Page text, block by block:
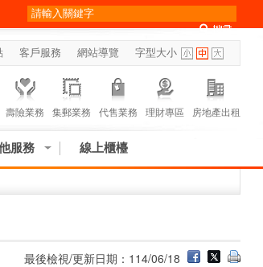
客戶服務 網站導覽 字型大小
壽險業務 集郵業務 代售業務 理財專區 房地產出租
服務 線上櫃檯
最後檢視/更新日期：114/06/18